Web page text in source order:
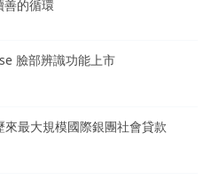
善的循環
臉部辨識功能上市
最大規模國際銀團社會貸款